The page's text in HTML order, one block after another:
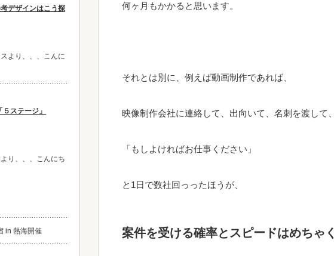
何ヶ月もかかると思います。
それとは別に、例えば動画制作であれば、
映像制作会社に連絡して、出向いて、名刺を渡して
「もしよければお仕事ください」
と1日で数社回っったほうが、
案件を受ける確率とスピードはめちゃ
考デザインはこう探
より、、、こんに
ステージ」
り、、、こんにち
in 熱海開催